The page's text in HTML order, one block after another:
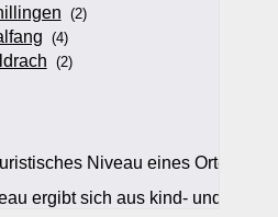
(2)
(4)
(2)
Niveau eines Ortes
ergibt sich aus kind- und